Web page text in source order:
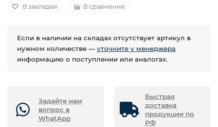
В закладки В сравнение
Если в наличии на складах отсутствует артикул в
нужном количестве —уточните у менеджера
информацию о поступлении или аналогах.
Задайте нам
вопрос в
WhatApp
Быстрая
доставка
продукции по
РФ